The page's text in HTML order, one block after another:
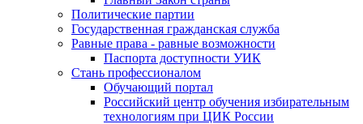
Политические партии
Государственная гражданская служба
Равные права - равные возможности
Паспорта доступности УИК
Стань профессионалом
Обучающий портал
Российский центр обучения избирательным
технологиям при ЦИК России